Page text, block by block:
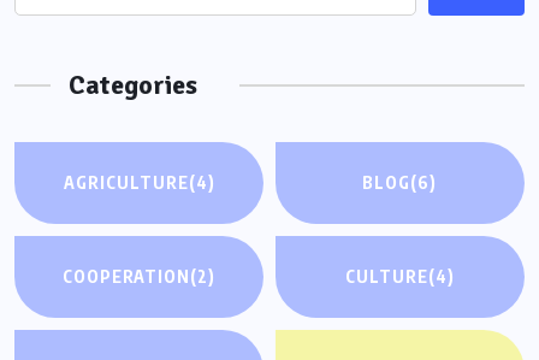
Categories
AGRICULTURE(4) BLOG(6)
COOPERATION(2) CULTURE(4)